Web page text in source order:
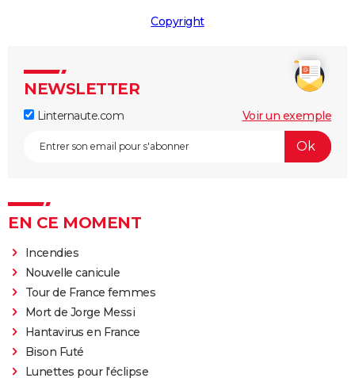
Copyright
NEWSLETTER
Linternaute.com Voir un exemple
EN CE MOMENT
Incendies
Nouvelle canicule
Tour de France femmes
Mort de Jorge Messi
Hantavirus en France
Bison Futé
Lunettes pour l'éclipse